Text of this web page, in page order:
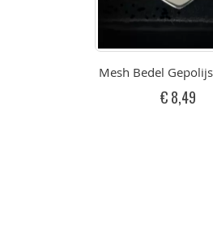
Mesh Bedel
€ 8,49